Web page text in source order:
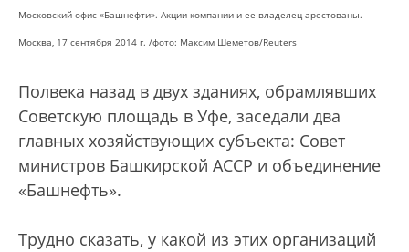
Московский офис «Башнефти». Акции компании и ее владелец арестованы.
Москва, 17 сентября 2014 г. /фото: Максим Шеметов/Reuters
Полвека назад в двух зданиях, обрамлявших
Советскую площадь в Уфе, заседали два
главных хозяйствующих субъекта: Совет
министров Башкирской АССР и объединение
«Башнефть».
Трудно сказать, у какой из этих организаций